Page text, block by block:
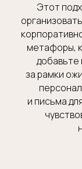
Этот
метафоры,
добавьте
за рамки
и письма
ЕСТЬ
ПО